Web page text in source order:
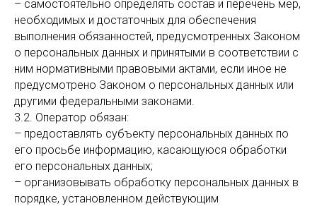
– самостоятельно определять состав и перечень мер,
необходимых и достаточных для обеспечения
выполнения обязанностей, предусмотренных Законом
о персональных данных и принятыми в соответствии с
ним нормативными правовыми актами, если иное не
предусмотрено Законом о персональных данных или
другими федеральными законами.
3.2. Оператор обязан:
– предоставлять субъекту персональных данных по
его просьбе информацию, касающуюся обработки
его персональных данных;
– организовывать обработку персональных данных в
порядке, установленном действующим